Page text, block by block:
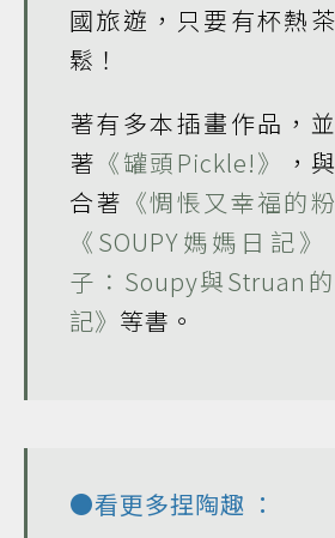
國旅遊，只要有杯熱
鬆！
著有多本插畫作品，
著 《罐頭Pickle!》
，
合著 《惆悵又幸福的
《SOUPY媽媽日記》
子：Soupy與Struan
記》 等書。
●看更多捏陶趣 ：